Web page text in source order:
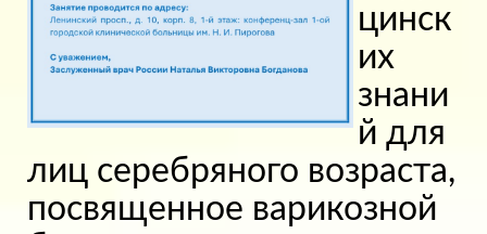
цинск
их
знани
й для
лиц серебряного возраста,
посвященное варикозной